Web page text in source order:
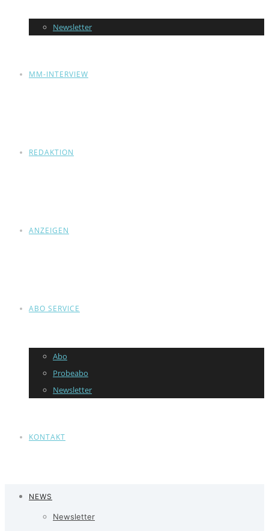
Newsletter
MM-INTERVIEW
REDAKTION
ANZEIGEN
ABO SERVICE
Abo
Probeabo
Newsletter
KONTAKT
NEWS
Newsletter